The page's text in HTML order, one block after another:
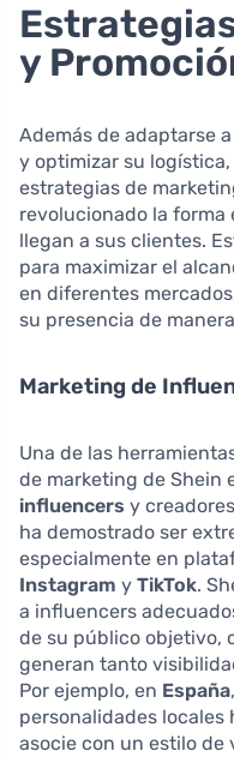
y
Además de adaptarse
y optimizar su
estrategias de
revolucionado la forma
llegan a sus clientes.
para maximizar el
en diferentes
su presencia de
Marketing de
Una de las
de marketing de Shein
influencers y
ha demostrado ser
especialmente en
Instagram y TikTok.
a influencers
de su público objetivo,
generan tanto
Por ejemplo, en España
personalidades locales
asocie con un estilo de